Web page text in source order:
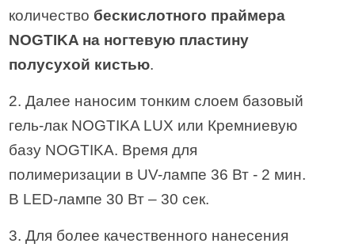
количество бескислотного праймера
NOGTIKA на ногтевую пластину
полусухой кистью.
2. Далее наносим тонким слоем базовый
гель-лак NOGTIKA LUX или Кремниевую
базу NOGTIKA. Время для
полимеризации в UV-лампе 36 Вт - 2 мин.
В LED-лампе 30 Вт – 30 сек.
3. Для более качественного нанесения